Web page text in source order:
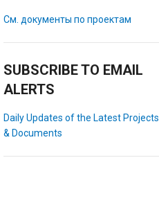
См. документы по проектам
SUBSCRIBE TO EMAIL
ALERTS
Daily Updates of the Latest Projects
& Documents